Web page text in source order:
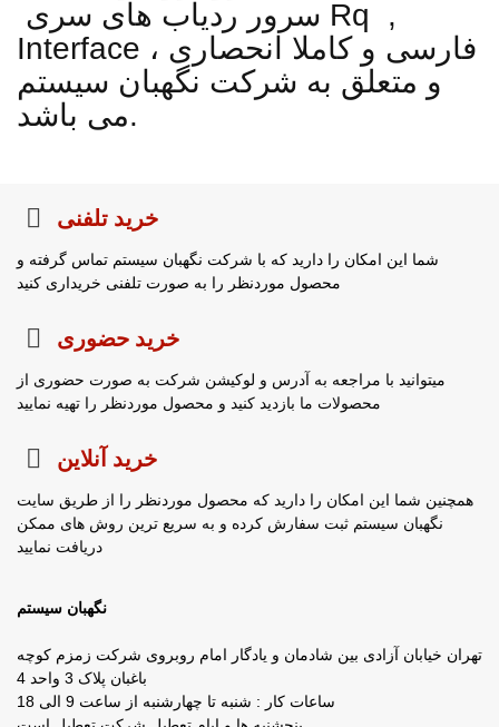
Interface ، فارسی و کاملا انحصاری
و متعلق به شرکت نگهبان سیستم
می باشد.
خرید تلفنی
شما این امکان را دارید که با شرکت نگهبان سیستم تماس گرفته و
محصول موردنظر را به صورت تلفنی خریداری کنید
خرید حضوری
میتوانید با مراجعه به آدرس و لوکیشن شرکت به صورت حضوری از
محصولات ما بازدید کنید و محصول موردنظر را تهیه نمایید
خرید آنلاین
همچنین شما این امکان را دارید که محصول موردنظر را از طریق سایت
نگهبان سیستم ثبت سفارش کرده و به سریع ترین روش های ممکن
دریافت نمایید
نگهبان سیستم
تهران خیابان آزادی بین شادمان و یادگار امام روبروی شرکت زمزم کوچه
باغبان پلاک 3 واحد 4